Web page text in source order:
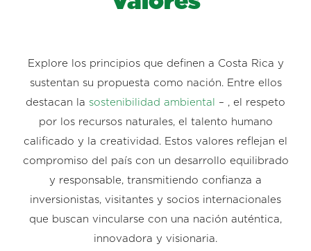
Explore los principios que definen a Costa Rica y
sustentan su propuesta como nación. Entre ellos
destacan la sostenibilidad ambiental
– , el respeto
por los recursos naturales, el talento humano
calificado y la creatividad. Estos valores reflejan el
compromiso del país con un desarrollo equilibrado
y responsable, transmitiendo confianza a
inversionistas, visitantes y socios internacionales
que buscan vincularse con una nación auténtica,
innovadora y visionaria.